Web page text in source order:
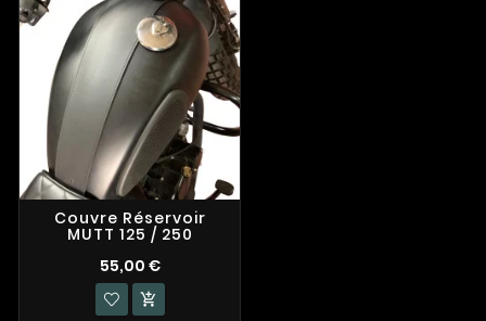
Couvre Réservoir
MUTT 125 / 250
55,00 €
